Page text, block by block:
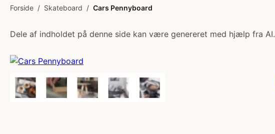
Forside / Skateboard / Cars Pennyboard
Dele af indholdet på denne side kan være genereret med hjælp fra AI.